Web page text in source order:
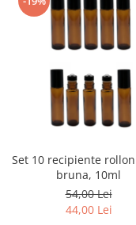
Set 10 recipiente
bruna, 10ml
54,00 Lei
44,00 Lei